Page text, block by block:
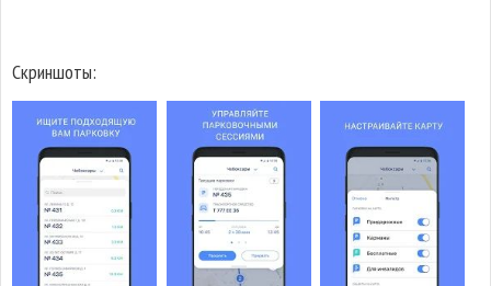
Скриншоты: